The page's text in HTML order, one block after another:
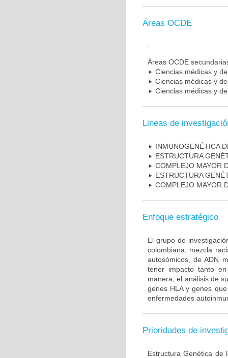
Áreas OCDE
-
Áreas OCDE
Ciencias médicas y
Ciencias médicas y
Ciencias médicas y
Lineas de
INMUNOGENÉTICA
ESTRUCTURA
COMPLEJO MAYOR
ESTRUCTURA
COMPLEJO MAYOR
Enfoque estratégico
El grupo de
colombiana, mezcla
autosómicos, de ADN
tener impacto tanto
manera, el análisis de
genes HLA y genes
enfermedades
Prioridades de
Estructura Genética de